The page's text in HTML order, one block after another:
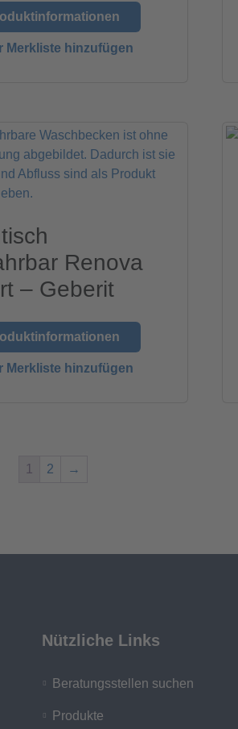
Merkliste hinzufügen
Renova
– Geberit
Merkliste hinzufügen
1 2 →
Nützliche Links
Beratungsstellen suchen
Produkte